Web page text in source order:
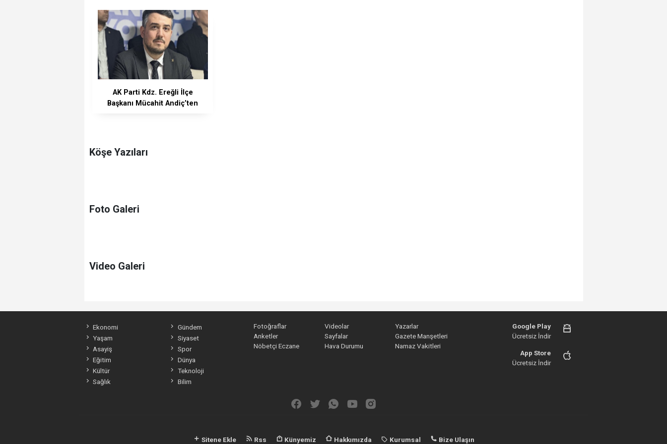
AK Parti Kdz. Ereğli İlçe
Başkanı Mücahit Andiç’ten
Köşe Yazıları
Foto Galeri
Video Galeri
Ekonomi
Gündem
Yaşam
Siyaset
Asayiş
Spor
Eğitim
Dünya
Kültür
Teknoloji
Sağlık
Bilim
Fotoğraflar Videolar
Yazarlar
Anketler
Sayfalar
Gazete Manşetleri
Nöbetçi Eczane
Hava Durumu Namaz Vakitleri
Google Play
Ücretsiz İndir
App Store
Ücretsiz İndir
Sitene Ekle Rss Künyemiz Hakkımızda Kurumsal Bize Ulaşın